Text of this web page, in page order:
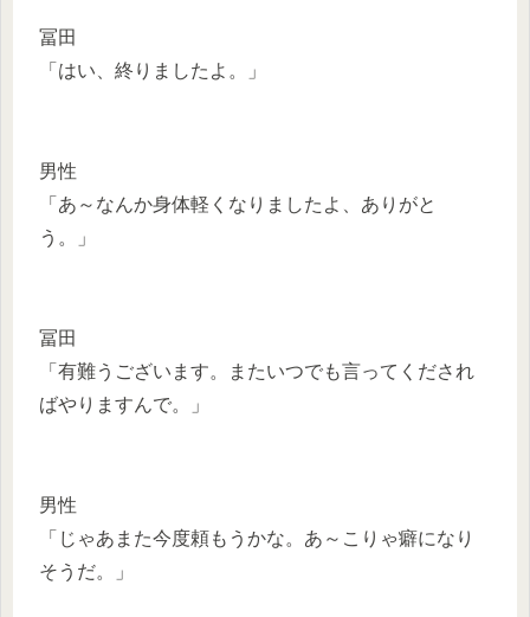
冨田
「はい、終りましたよ。」
男性
「あ～なんか身体軽くなりましたよ、ありがと
う。」
冨田
「有難うございます。またいつでも言ってくだされ
ばやりますんで。」
男性
「じゃあまた今度頼もうかな。あ～こりゃ癖になり
そうだ。」